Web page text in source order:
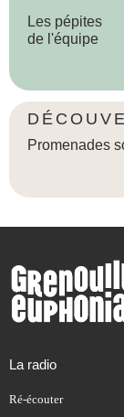
Les pépites
de l'équipe
Promenades
La radio
Ré-écouter